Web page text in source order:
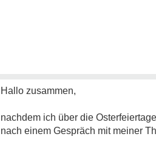
Hallo zusammen,
nachdem ich über die
nach einem Gespräch mit meiner